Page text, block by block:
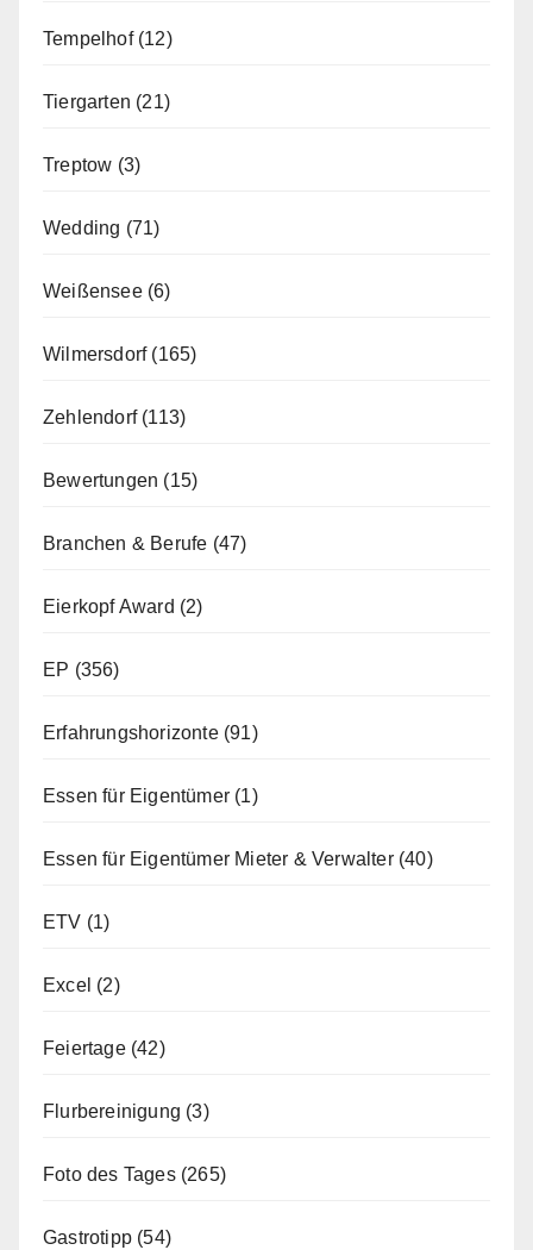
Tempelhof(12)
Tiergarten (21)
Treptow (3)
Wedding (71)
Weißensee(6)
Wilmersdorf(165)
Zehlendorf(113)
Bewertungen (15)
Branchen & Berufe (47)
Eierkopf Award (2)
EP (356)
Erfahrungshorizonte(91)
Essen für Eigentümer (1)
Essen für Eigentümer Mieter & Verwalter(40)
ETV (1)
Excel (2)
Feiertage(42)
Flurbereinigung (3)
Foto des Tages(265)
Gastrotipp (54)